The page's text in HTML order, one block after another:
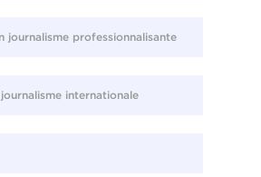
journalisme professionnalisante
internationale